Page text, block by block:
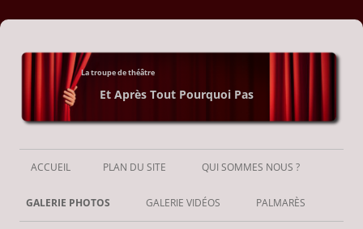
La troupe de théâtre
Et Après Tout Pourquoi Pas
Aller
contenu
ACCUEIL PLAN DU SITE QUI SOMMES NOUS ?
GALERIE PHOTOS GALERIE VIDÉOS PALMARÈS